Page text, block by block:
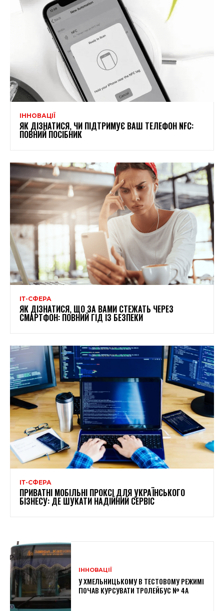
ІННОВАЦІЇ
ЯК ДІЗНАТИСЯ, ЧИ ПІДТРИМУЄ ВАШ ТЕЛЕФОН NFC:
ПОВНИЙ ПОСІБНИК
ІТ-СФЕРА
ЯК ДІЗНАТИСЯ, ЩО ЗА ВАМИ СТЕЖАТЬ ЧЕРЕЗ
СМАРТФОН: ПОВНИЙ ГІД ІЗ БЕЗПЕКИ
ІТ-СФЕРА
ПРИВАТНІ МОБІЛЬНІ ПРОКСІ ДЛЯ УКРАЇНСЬКОГО
БІЗНЕСУ: ДЕ ШУКАТИ НАДІЙНИЙ СЕРВІС
ІННОВАЦІЇ
У ХМЕЛЬНИЦЬКОМУ В ТЕСТОВОМУ РЕЖИМІ
ПОЧАВ КУРСУВАТИ ТРОЛЕЙБУС № 4А